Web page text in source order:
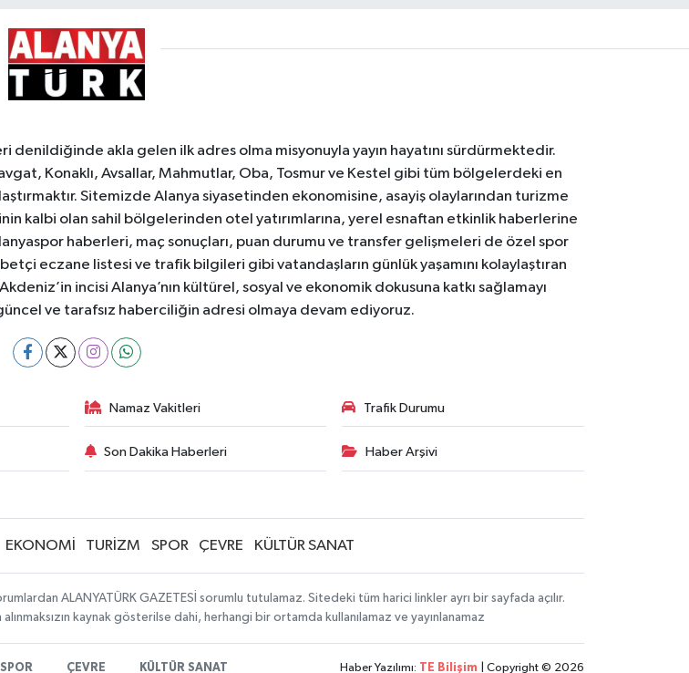
denildiğinde akla gelen ilk adres olma misyonuyla yayın hayatını sürdürmektedir.
Konaklı, Avsallar, Mahmutlar, Oba, Tosmur ve Kestel gibi tüm bölgelerdeki en
Sitemizde Alanya siyasetinden ekonomisine, asayiş olaylarından turizme
kalbi olan sahil bölgelerinden otel yatırımlarına, yerel esnaftan etkinlik haberlerine
haberleri, maç sonuçları, puan durumu ve transfer gelişmeleri de özel spor
eczane listesi ve trafik bilgileri gibi vatandaşların günlük yaşamını kolaylaştıran
incisi Alanya’nın kültürel, sosyal ve ekonomik dokusuna katkı sağlamayı
ve tarafsız haberciliğin adresi olmaya devam ediyoruz.
Namaz Vakitleri Trafik Durumu
Son Dakika Haberleri Haber Arşivi
EKONOMİ TURİZM SPOR ÇEVRE KÜLTÜR SANAT
ALANYATÜRK GAZETESİ sorumlu tutulamaz. Sitedeki tüm harici linkler ayrı bir sayfada açılır.
kaynak gösterilse dahi, herhangi bir ortamda kullanılamaz ve yayınlanamaz
SPOR ÇEVRE KÜLTÜR SANAT Haber Yazılımı: TE Bilişim | Copyright © 2026